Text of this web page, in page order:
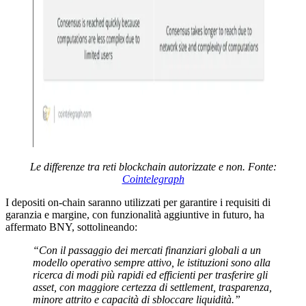
Le differenze tra reti blockchain autorizzate e non. Fonte:
Cointelegraph
I depositi on-chain saranno utilizzati per garantire i requisiti di
garanzia e margine, con funzionalità aggiuntive in futuro, ha
affermato BNY, sottolineando:
“Con il passaggio dei mercati finanziari globali a un
modello operativo sempre attivo, le istituzioni sono alla
ricerca di modi più rapidi ed efficienti per trasferire gli
asset, con maggiore certezza di settlement, trasparenza,
minore attrito e capacità di sbloccare liquidità.”